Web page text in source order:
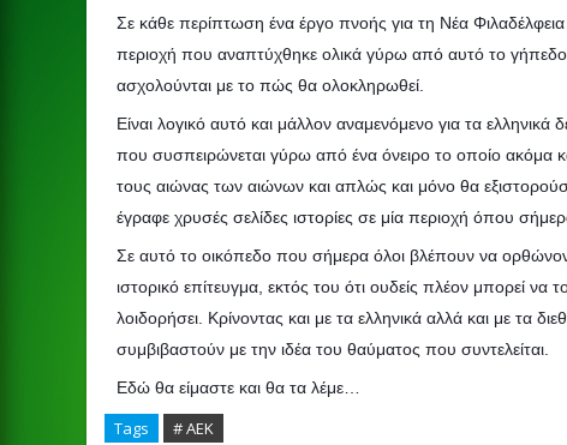
Σε κάθε περίπτωση ένα έργο πνοής για τη Νέα
περιοχή που αναπτύχθηκε ολικά γύρω από αυτό το
ασχολούνται με το πώς θα ολοκληρωθεί.
Είναι λογικό αυτό και μάλλον αναμενόμενο για τα
που συσπειρώνεται γύρω από ένα όνειρο το οποίο ακόμα
τους αιώνας των αιώνων και απλώς και μόνο θα
έγραφε χρυσές σελίδες ιστορίες σε μία περιοχή όπου
Σε αυτό το οικόπεδο που σήμερα όλοι βλέπουν να
ιστορικό επίτευγμα, εκτός του ότι ουδείς πλέον μπορεί
λοιδορήσει. Κρίνοντας και με τα ελληνικά αλλά και με τα
συμβιβαστούν με την ιδέα του θαύματος που συντελείται.
Εδώ θα είμαστε και θα τα λέμε…
Tags # ΑΕΚ